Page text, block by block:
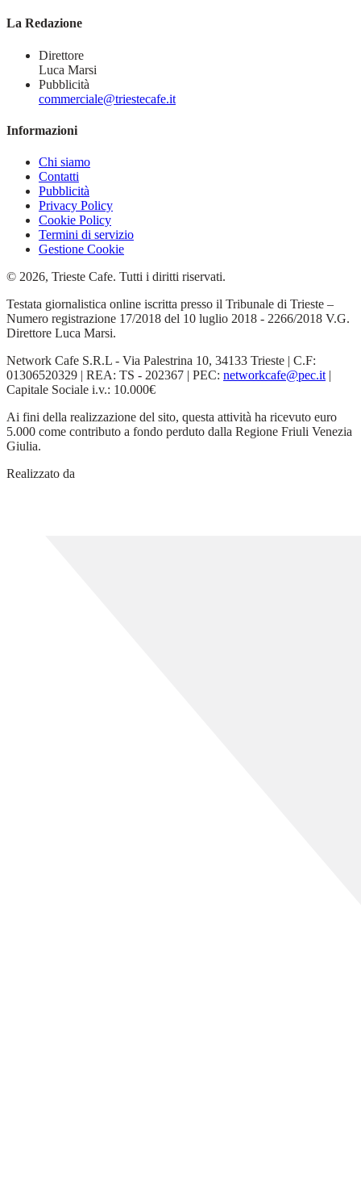
La Redazione
Direttore
Luca Marsi
Pubblicità
commerciale@triestecafe.it
Informazioni
Chi siamo
Contatti
Pubblicità
Privacy Policy
Cookie Policy
Termini di servizio
Gestione Cookie
© 2026, Trieste Cafe. Tutti i diritti riservati.
Testata giornalistica online iscritta presso il Tribunale di Trieste –
Numero registrazione 17/2018 del 10 luglio 2018 - 2266/2018 V.G.
Direttore Luca Marsi.
Network Cafe S.R.L - Via Palestrina 10, 34133 Trieste | C.F:
01306520329 | REA: TS - 202367 | PEC: networkcafe@pec.it |
Capitale Sociale i.v.: 10.000€
Ai fini della realizzazione del sito, questa attività ha ricevuto euro
5.000 come contributo a fondo perduto dalla Regione Friuli Venezia
Giulia.
Realizzato da